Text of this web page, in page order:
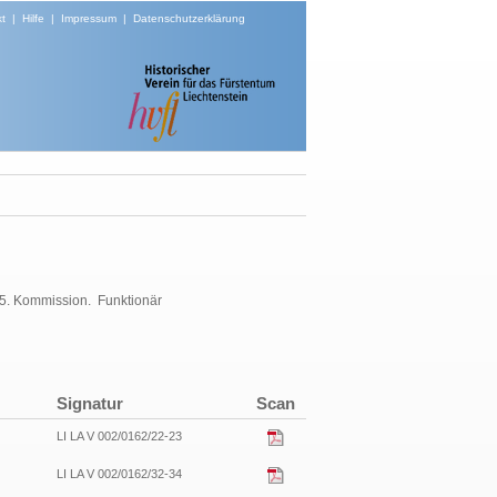
| Hilfe | Impressum| Datenschutzerklärung
Kommission. Funktionär
Signatur Scan
LI LA V 002/0162/22-23
LI LA V 002/0162/32-34